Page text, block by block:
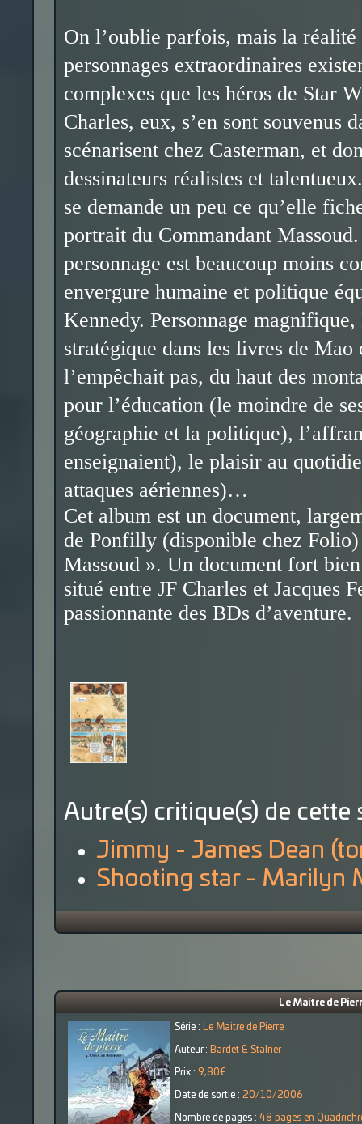
On l’oublie parfois, mais la
personnages extraordinaires
complexes que les héros de Star
Charles, eux, s’en sont souvenus
scénarisent chez Casterman, et
dessinateurs réalistes et
se demande un peu ce qu’elle
portrait du Commandant
personnage est beaucoup moins
envergure humaine et politique
Kennedy. Personnage
stratégique dans les livres de
l’empêchait pas, du haut des
pour l’éducation (le moindre de
géographie et la politique),
enseignaient), le plaisir au
attaques aériennes)…
Cet album est un document,
de Ponfilly (disponible chez
Massoud ». Un document fort
situé entre JF Charles et Jacques
passionnante des BDs d’aventure.
Autre(s) critique(s) de cette
Jimmy - James Dean
Shooting star - Marilyn
Le Maitre de
Série : Le Maitre de Pierre
Auteur : Bardet & Stalner
Prix : 9,80€
Date de sortie : 20/10/2006
Nombre de pages : 48 pages en